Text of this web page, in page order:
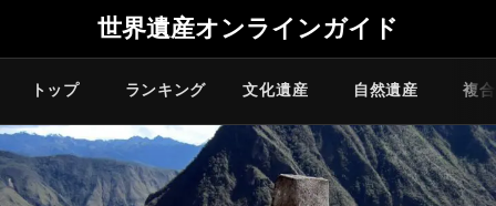
世界遺産オンラインガイド
トップ ランキング 文化遺産 自然遺産 複